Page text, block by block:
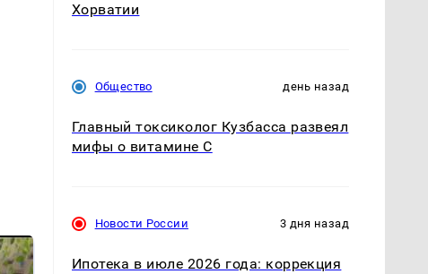
Хорватии
Общество день назад
Главный токсиколог Кузбасса развеял
мифы о витамине С
Новости России 3 дня назад
Ипотека в июле 2026 года: коррекция